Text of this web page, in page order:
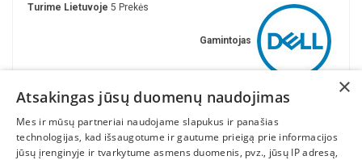
Gamintojas
Turime Lietuvoje 5 Prekės
×
Atsakingas jūsų duomenų naudojimas
Mes ir mūsų partneriai naudojame slapukus ir panašias
technologijas, kad išsaugotume ir gautume prieigą prie informacijos
jūsų įrenginyje ir tvarkytume asmens duomenis, pvz., jūsų IP adresą,